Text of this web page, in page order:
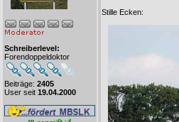
Schreiberlevel:
Forendoppeldoktor
Beiträge: 2405
User seit 19.04.2000
Stille Ecken: